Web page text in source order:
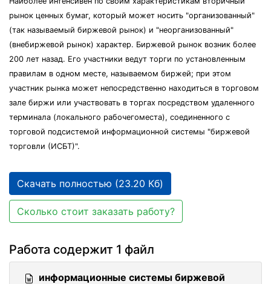
рынок ценных бумаг, который может носить "организованный"
(так называемый биржевой рынок) и "неорганизованный"
(внебиржевой рынок) характер. Биржевой рынок возник более
200 лет назад. Его участники ведут торги по установленным
правилам в одном месте, называемом биржей; при этом
участник рынка может непосредственно находиться в торговом
зале биржи или участвовать в торгах посредством удаленного
терминала (локального рабочегоместа), соединенного с
торговой подсистемой информационной системы "биржевой
торговли (ИСБТ)".
Скачать полностью (23.20 Кб)
Сколько стоит заказать работу?
Работа содержит 1 файл
информационные системы биржевой